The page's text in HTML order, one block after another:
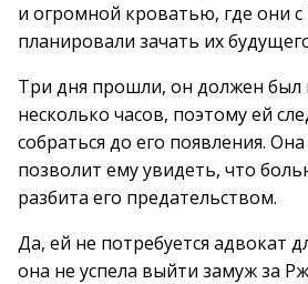
и огромной кроватью, где они
планировали зачать их
Три дня прошли, он должен был
несколько часов, поэтому ей
собраться до его появления.
позволит ему увидеть, что
разбита его предательством.
Да, ей не потребуется адвокат
она не успела выйти замуж за